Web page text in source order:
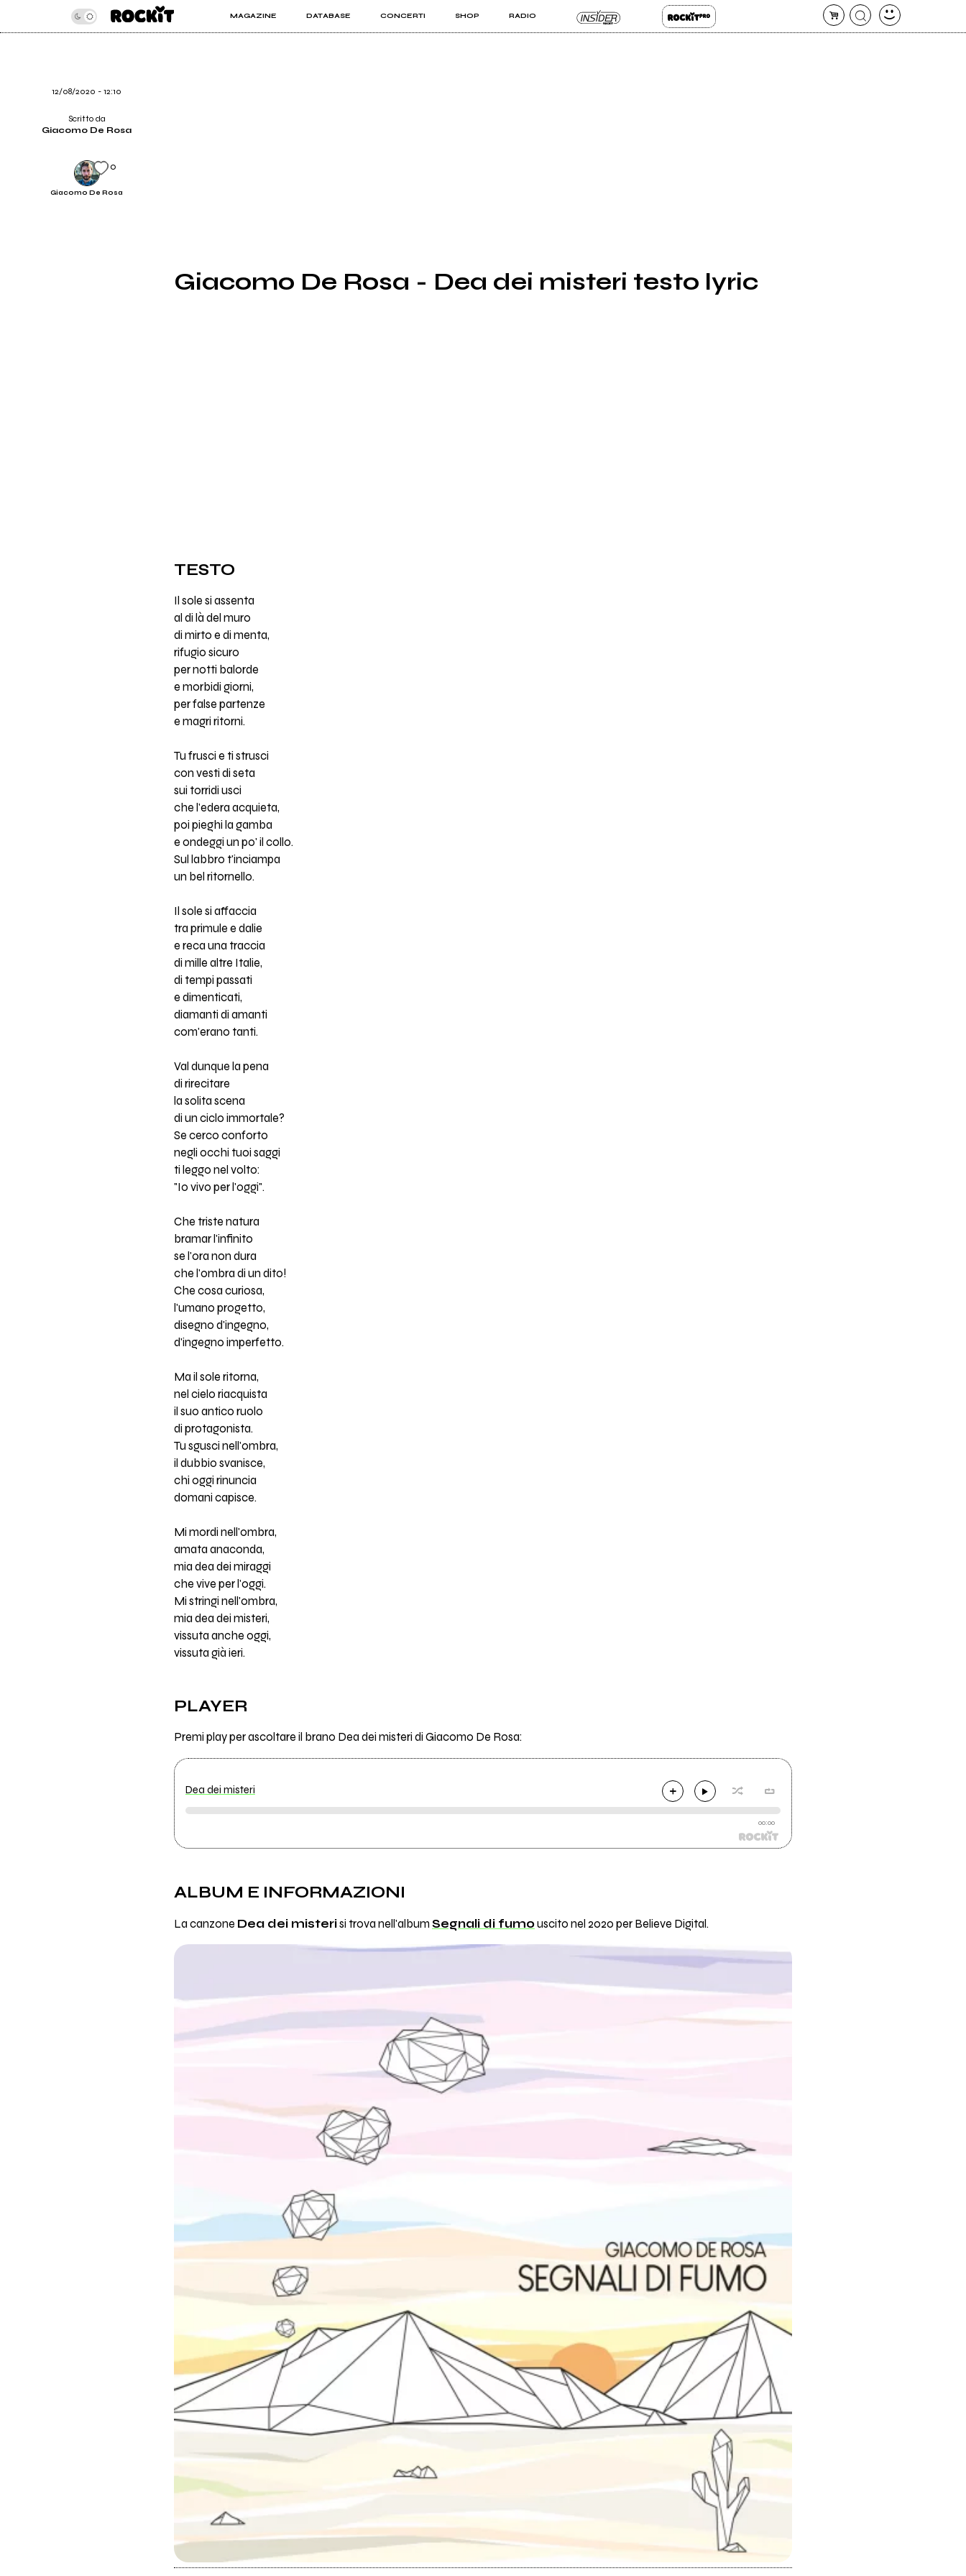
MAGAZINE DATABASE CONCERTI SHOP RADIO
INSIDER ROCKIT PRO
Giacomo De Rosa - Dea dei misteri testo lyric
12/08/2020 - 12:10
Scritto da
Giacomo De Rosa
Giacomo De Rosa
0
TESTO
Il sole si assenta
al di là del muro
di mirto e di menta,
rifugio sicuro
per notti balorde
e morbidi giorni,
per false partenze
e magri ritorni.
Tu frusci e ti strusci
con vesti di seta
sui torridi usci
che l'edera acquieta,
poi pieghi la gamba
e ondeggi un po' il collo.
Sul labbro t'inciampa
un bel ritornello.
Il sole si affaccia
tra primule e dalie
e reca una traccia
di mille altre Italie,
di tempi passati
e dimenticati,
diamanti di amanti
com'erano tanti.
Val dunque la pena
di rirecitare
la solita scena
di un ciclo immortale?
Se cerco conforto
negli occhi tuoi saggi
ti leggo nel volto:
"Io vivo per l'oggi".
Che triste natura
bramar l'infinito
se l'ora non dura
che l'ombra di un dito!
Che cosa curiosa,
l'umano progetto,
disegno d'ingegno,
d'ingegno imperfetto.
Ma il sole ritorna,
nel cielo riacquista
il suo antico ruolo
di protagonista.
Tu sgusci nell'ombra,
il dubbio svanisce,
chi oggi rinuncia
domani capisce.
Mi mordi nell'ombra,
amata anaconda,
mia dea dei miraggi
che vive per l'oggi.
Mi stringi nell'ombra,
mia dea dei misteri,
vissuta anche oggi,
vissuta già ieri.
PLAYER
Premi play per ascoltare il brano Dea dei misteri di Giacomo De Rosa:
Dea dei misteri
00:00
ALBUM E INFORMAZIONI
La canzone Dea dei misterisi trova nell'album Segnali di fumouscito nel 2020 per Believe Digital.